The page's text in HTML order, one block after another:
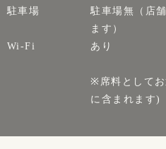
駐車場
駐車場無（店
ます）
Wi-Fi
あり
※席料として
に含まれます)